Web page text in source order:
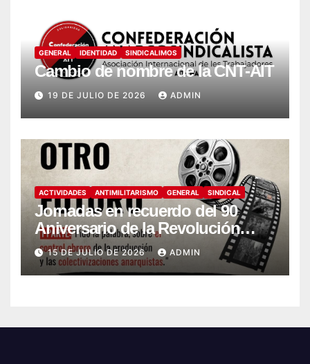
GENERAL IDENTIDAD SINDICALIMOS
Cambio de nombre de la CNT-AIT
19 DE JULIO DE 2026 ADMIN
ACTIVIDADES ANTIMILITARISMO GENERAL SINDICAL
Jornadas en recuerdo del 90
Aniversario de la Revolución
Social (1936-2026)
15 DE JULIO DE 2026 ADMIN